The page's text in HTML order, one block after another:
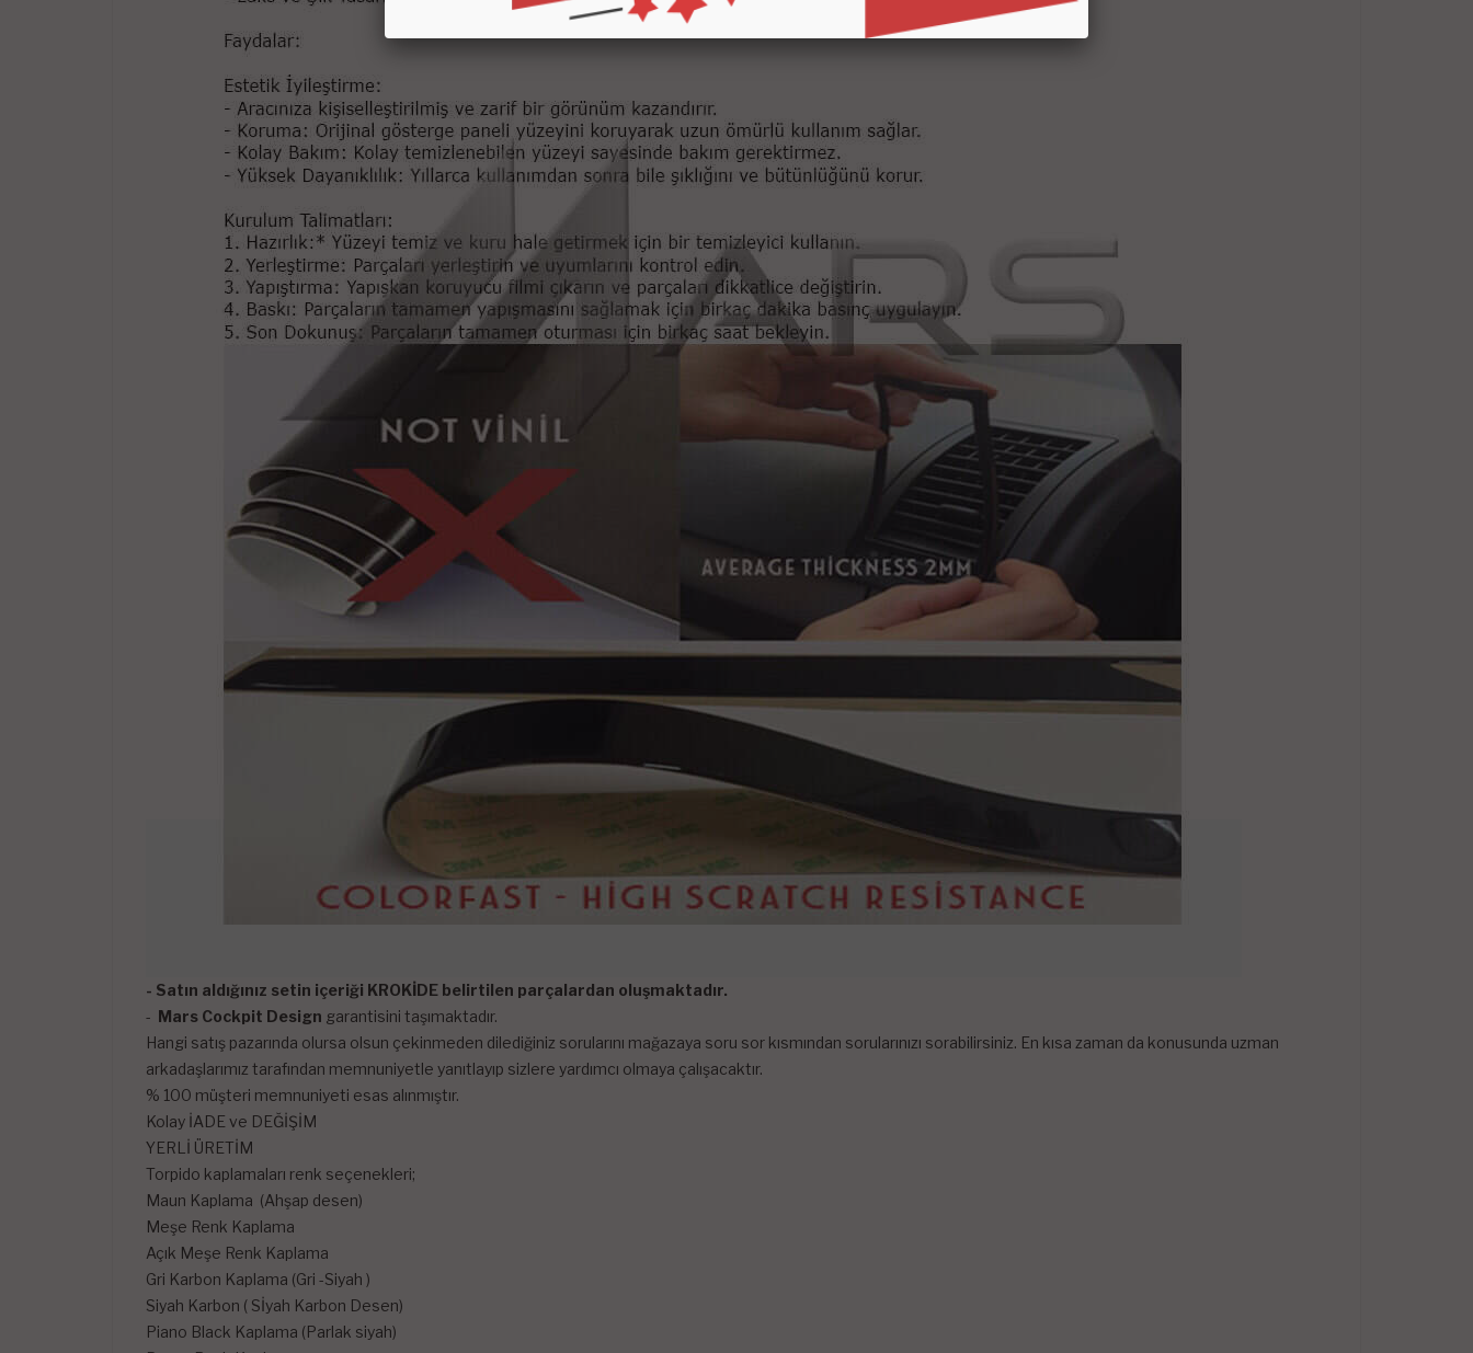
- Satın aldığınız setin içeriği KROKİDE belirtilen parçalardan oluşmaktadır.
- Mars Cockpit Design garantisini taşımaktadır.
Hangi satış pazarında olursa olsun çekinmeden dilediğiniz sorularını mağazaya soru sor kısmından sorularınızı sorabilirsiniz. En kısa zaman da konusunda uzman
arkadaşlarımız tarafından memnuniyetle yanıtlayıp sizlere yardımcı olmaya çalışacaktır.
% 100 müşteri memnuniyeti esas alınmıştır.
Kolay İADE ve DEĞİŞİM
YERLİ ÜRETİM
Torpido kaplamaları renk seçenekleri;
Maun Kaplama (Ahşap desen)
Meşe Renk Kaplama
Açık Meşe Renk Kaplama
Gri Karbon Kaplama (Gri -Siyah )
Siyah Karbon ( Sİyah Karbon Desen)
Piano Black Kaplama (Parlak siyah)